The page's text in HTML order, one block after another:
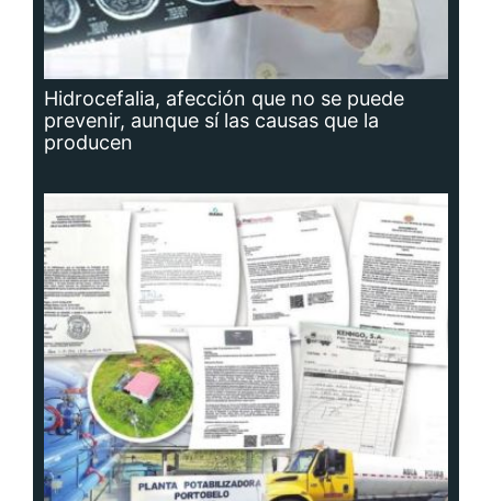
Hidrocefalia, afección que no se puede
prevenir, aunque sí las causas que la
producen